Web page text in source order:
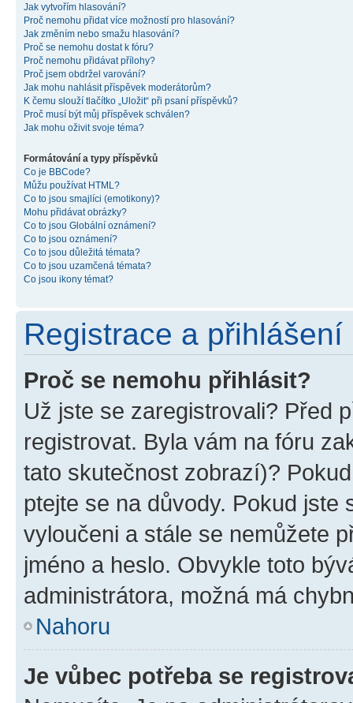
Jak vytvořím hlasování?
Proč nemohu přidat více možností pro hlasování?
Jak změním nebo smažu hlasování?
Proč se nemohu dostat k fóru?
Proč nemohu přidávat přílohy?
Proč jsem obdržel varování?
Jak mohu nahlásit příspěvek moderátorům?
K čemu slouží tlačítko „Uložit“ při psaní příspěvků?
Proč musí být můj příspěvek schválen?
Jak mohu oživit svoje téma?
Formátování a typy příspěvků
Co je BBCode?
Můžu používat HTML?
Co to jsou smajlíci (emotikony)?
Mohu přidávat obrázky?
Co to jsou Globální oznámení?
Co to jsou oznámení?
Co to jsou důležitá témata?
Co to jsou uzamčená témata?
Co jsou ikony témat?
Registrace a přihlášení
Proč se nemohu přihlásit?
Už jste se zaregistrovali? Před
registrovat. Byla vám na fóru
tato skutečnost zobrazí)?
ptejte se na důvody. Pokud jste
vyloučeni a stále se nemůžete
jméno a heslo. Obvykle toto
administrátora, možná má
Nahoru
Je vůbec potřeba se